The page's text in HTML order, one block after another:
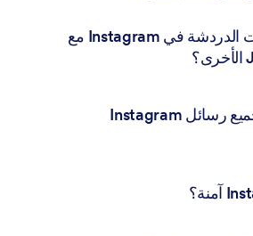
كيف يندمج روبوت الدردشة في Instagram مع
هل يمكنني تتبع جميع رسائل Instagram